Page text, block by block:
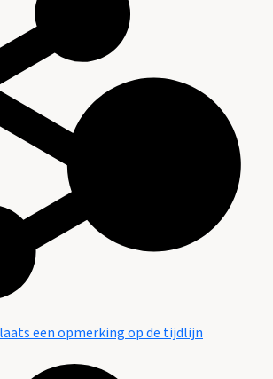
een opmerking op de tijdlijn